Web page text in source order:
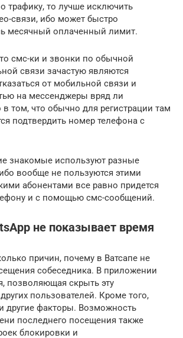
трафику, то лучше исключить
связи, ибо может быстро
месячный оплаченный лимит.
смс-ки и звонки по обычной
связи зачастую являются
от мобильной связи и
на мессенджеры вряд ли
том, что обычно для регистрации там
подтвердить номер телефона с
знакомые используют разные
вообще не пользуются этими
абонентами все равно придется
и с помощью смс-сообщений.
не показывает время
причин, почему в Ватсапе не
собеседника. В приложении
позволяющая скрыть эту
пользователей. Кроме того,
другие факторы. Возможность
последнего посещения также
блокировки и